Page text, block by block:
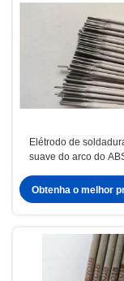
Elétrodo de
suave do arco do
Obtenha o melhor